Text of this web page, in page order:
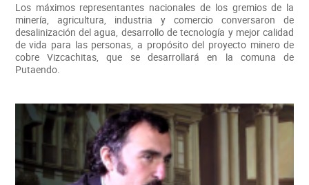
Los máximos representantes nacionales de los gremios de la
minería, agricultura, industria y comercio conversaron de
desalinización del agua, desarrollo de tecnología y mejor calidad
de vida para las personas, a propósito del proyecto minero de
cobre Vizcachitas, que se desarrollará en la comuna de
Putaendo.